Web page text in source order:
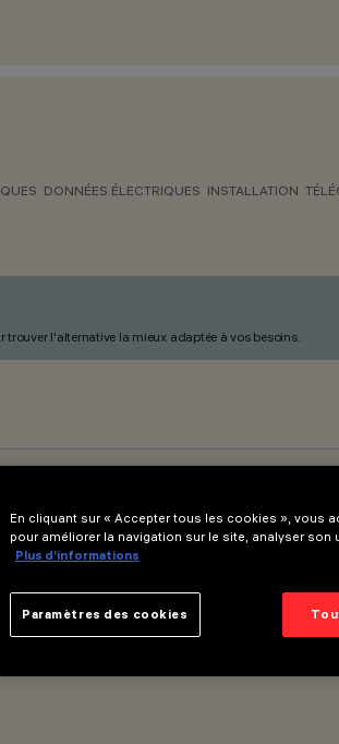
DONNÉES ÉLECTRIQUES INSTALLATION
l'alternative la mieux adaptée à vos besoins.
- General Light HO - DALI - 658x658
En cliquant sur « Accepter tous les cookies », vous
pour améliorer la navigation sur le site, analyser
Plus d’informations
Paramètres des cookies